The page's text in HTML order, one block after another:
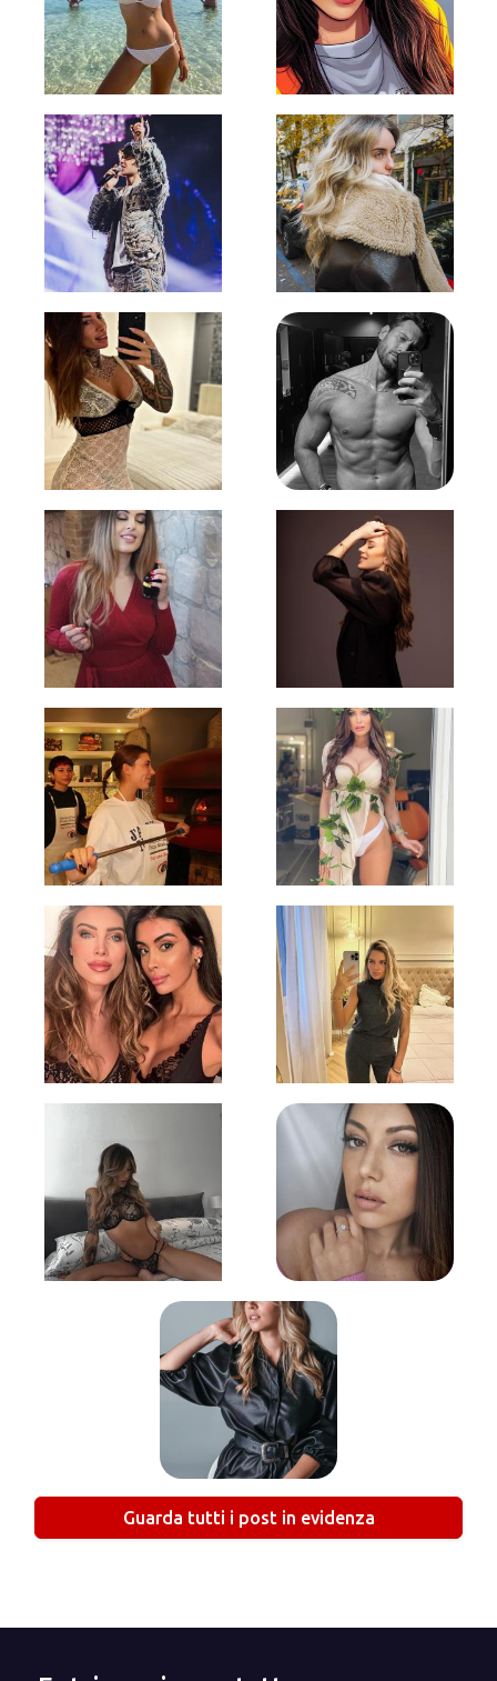
Guarda tutti i post in evidenza